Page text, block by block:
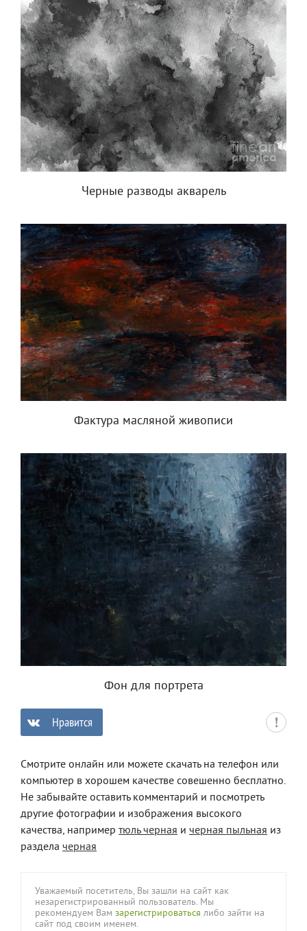
Черные разводы акварель
Фактура масляной живописи
Фон для портрета
Нравится
Смотрите онлайн или можете скачать на телефон или
компьютер в хорошем качестве совешенно бесплатно.
Не забывайте оставить комментарий и посмотреть
другие фотографии и изображения высокого
качества, например тюль черная и черная пыльная из
раздела черная
Уважаемый посетитель, Вы зашли на сайт как
незарегистрированный пользователь. Мы
рекомендуем Вам зарегистрироваться либо зайти на
сайт под своим именем.